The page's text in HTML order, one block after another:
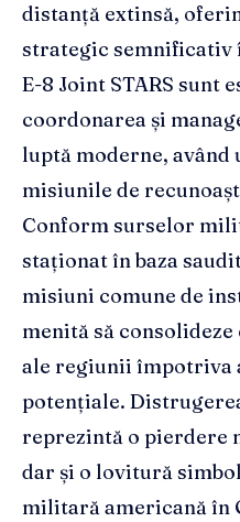
distanță extinsă,
strategic
E-8 Joint STARS sunt
coordonarea și
luptă moderne,
misiunile de
Conform surselor
staționat în baza
misiuni comune de
menită să
ale regiunii împotriva
potențiale.
reprezintă o pierdere
dar și o lovitură
militară americană